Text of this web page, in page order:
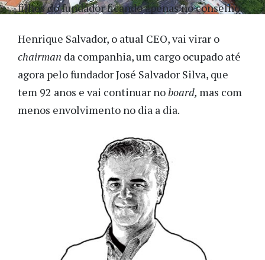
filhos do fundador ficando apenas no conselho.
Henrique Salvador, o atual CEO, vai virar o
chairman da companhia, um cargo ocupado até
agora pelo fundador José Salvador Silva, que
tem 92 anos e vai continuar noboard, mas com
menos envolvimento no dia a dia.